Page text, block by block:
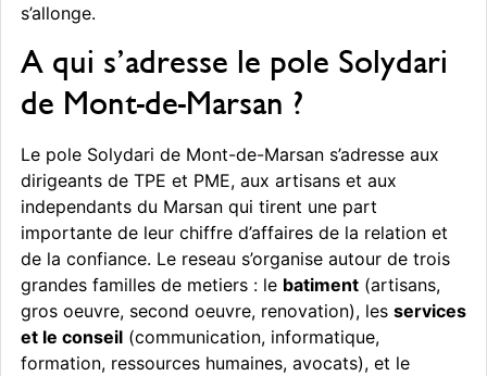
s’allonge.
A qui s’adresse le pole Solydari
de Mont-de-Marsan ?
Le pole Solydari de Mont-de-Marsan s’adresse aux
dirigeants de TPE et PME, aux artisans et aux
independants du Marsan qui tirent une part
importante de leur chiffre d’affaires de la relation et
de la confiance. Le reseau s’organise autour de trois
grandes familles de metiers : le batiment(artisans,
gros oeuvre, second oeuvre, renovation), les services
et le conseil(communication, informatique,
formation, ressources humaines, avocats), et le